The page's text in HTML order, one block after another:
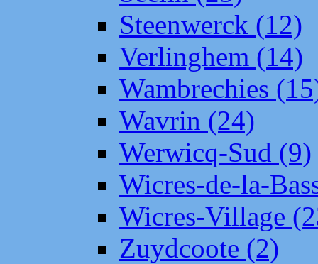
Steenwerck (12)
Verlinghem (14)
Wambrechies
Wavrin (24)
Werwicq-Sud (9)
Wicres-de-la-
Wicres-Village
Zuydcoote (2)